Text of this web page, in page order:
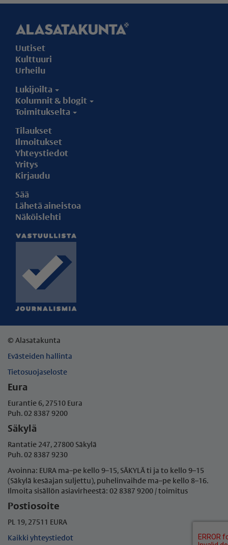
Uutiset
Kulttuuri
Urheilu
Lukijoilta
Kolumnit & blogit
Toimitukselta
Tilaukset
Ilmoitukset
Yhteystiedot
Yritys
Kirjaudu
Sää
Lähetä aineistoa
Näköislehti
© Alasatakunta
Evästeiden hallinta
Tietosuojaseloste
Eura
Eurantie 6, 27510 Eura
Puh. 02 8387 9200
Säkylä
Rantatie 247, 27800 Säkylä
Puh. 02 8387 9230
Avoinna: EURA ma–pe kello 9–15, SÄKYLÄ ti ja to kello 9–15
(Säkylä kesäajan suljettu), puhelinvaihde ma–pe kello 8–16.
Ilmoita sisällön asiavirheestä: 02 8387 9200 / toimitus
Postiosoite
PL 19, 27511 EURA
Kaikki yhteystiedot